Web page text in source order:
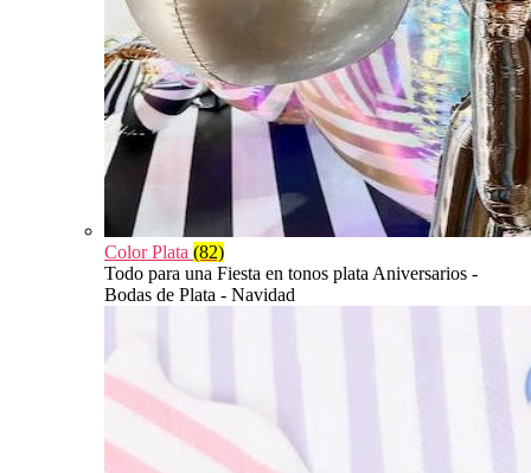
Color Plata (82)
Todo para una Fiesta en tonos plata Aniversarios -
Bodas de Plata - Navidad